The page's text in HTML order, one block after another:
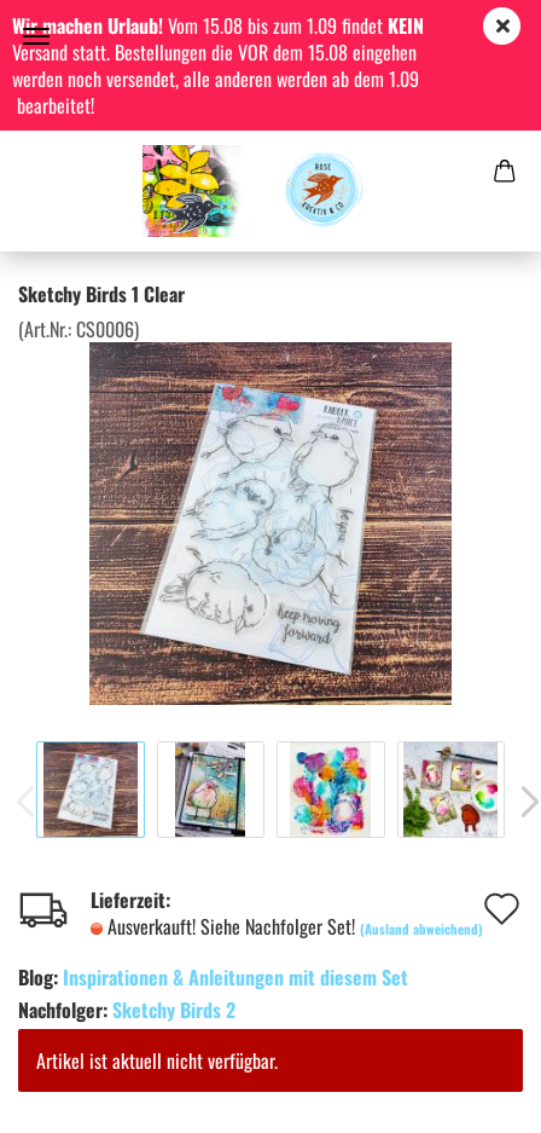
Wir machen Urlaub!Vom 15.08 bis zum 1.09 findet KEIN
Versand statt. Bestellungen die VOR dem 15.08 eingehen
werden noch versendet, alle anderen werden ab dem 1.09
bearbeitet!
Sketchy Birds 1 Clear
(Art.Nr.:CS0006)
Lieferzeit:
Ausverkauft! Siehe Nachfolger Set! (Ausland abweichend)
Blog: Inspirationen & Anleitungen mit diesem Set
Nachfolger:Sketchy Birds 2
Artikel ist aktuell nicht verfügbar.